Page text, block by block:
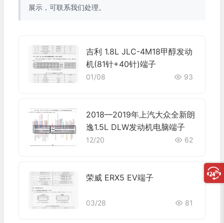
展示，可联系我们处理。
吉利 1.8L JLC-4M18甲醇发动
机(81针+40针)端子
01/08 93
2018—2019年上汽大众全新朗
逸1.5L DLW发动机电脑端子
12/20 62
荣威 ERX5 EV端子
03/28 81